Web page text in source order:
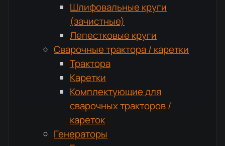
Шлифовальные круги
(зачистные)
Лепестковые круги
Сварочные трактора / каретки
Трактора
Каретки
Комплектующие для
сварочных тракторов /
кареток
Генераторы